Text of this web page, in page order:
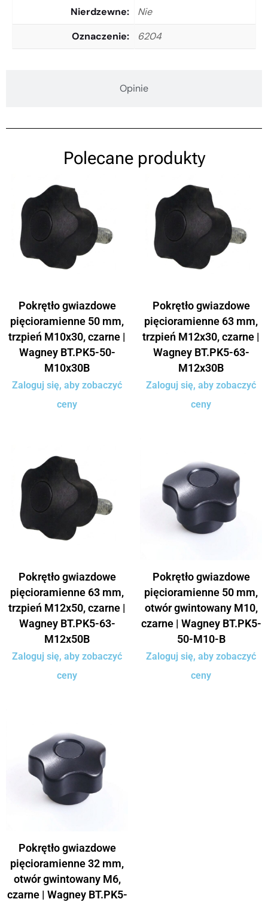
Opinie
Nierdzewne
Nie
Oznaczenie
6204
Polecane produkty
Pokrętło gwiazdowe
pięcioramienne 50 mm,
trzpień M10x30, czarne |
Wagney BT.PK5-50-
M10x30B
Zaloguj się, aby zobaczyć
ceny
Pokrętło gwiazdowe
pięcioramienne 63 mm,
trzpień M12x30, czarne |
Wagney BT.PK5-63-
M12x30B
Zaloguj się, aby zobaczyć
ceny
Pokrętło gwiazdowe
pięcioramienne 63 mm,
trzpień M12x50, czarne |
Wagney BT.PK5-63-
M12x50B
Zaloguj się, aby zobaczyć
ceny
Pokrętło gwiazdowe
pięcioramienne 50 mm,
otwór gwintowany M10,
czarne | Wagney BT.PK5-
50-M10-B
Zaloguj się, aby zobaczyć
ceny
Pokrętło gwiazdowe
pięcioramienne 32 mm,
otwór gwintowany M6,
czarne | Wagney BT.PK5-